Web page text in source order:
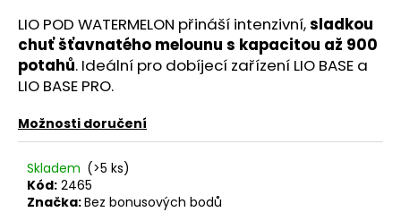
z
5
hvězdiček.
LIO POD WATERMELON přináší intenzivní,sladkou
chuť šťavnatého melounu s kapacitou až 900
potahů. Ideální pro dobíjecí zařízení LIO BASE a
LIO BASE PRO.
Možnosti doručení
Skladem (>5 ks)
Kód: 2465
Značka:Bez bonusových bodů
HLEDAT
D
o
p
o